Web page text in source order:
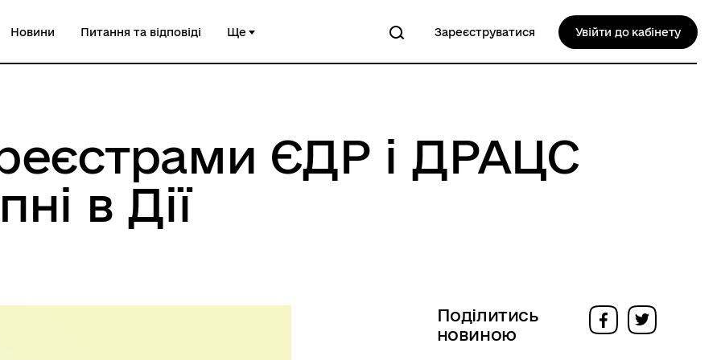
Новини Питання та відповіді Ще Зареєструватися Увійти до кабінету
ЄДР і ДРАЦС
в Дії
Поділитись
новиною